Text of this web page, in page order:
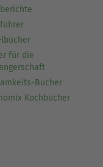
für die
Bücher
Kochbücher